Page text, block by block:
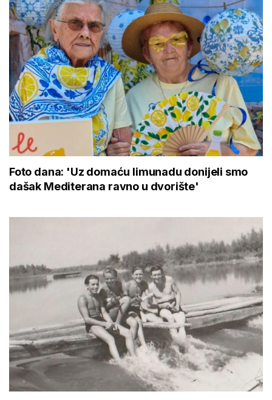
Foto dana: 'Uz domaću limunadu donijeli smo
dašak Mediterana ravno u dvorište'